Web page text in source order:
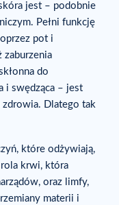
jest – podobnie
Pełni funkcję
pot i
do
i swędząca – jest
zdrowia. Dlatego tak
które odżywiają,
krwi, która
oraz limfy,
materii i